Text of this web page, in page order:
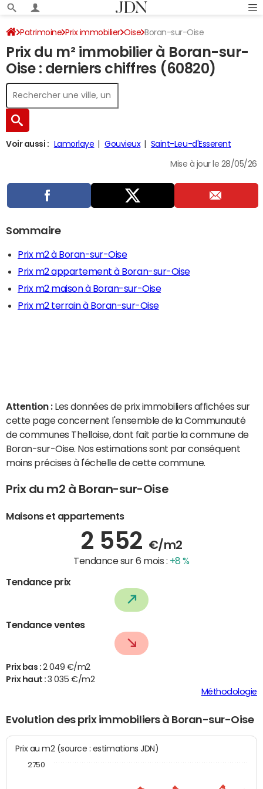
Patrimoine Prix immobilier Oise Boran-sur-Oise
Prix du m² immobilier à Boran-sur-
Oise : derniers chiffres (60820)
Voir aussi : Lamorlaye Gouvieux Saint-Leu-d'Esserent
Mise à jour le 28/05/26
Sommaire
Prix m2 à Boran-sur-Oise
Prix m2 appartement à Boran-sur-Oise
Prix m2 maison à Boran-sur-Oise
Prix m2 terrain à Boran-sur-Oise
Attention : Les données de prix immobiliers affichées sur
cette page concernent l'ensemble de la Communauté
de communes Thelloise, dont fait partie la commune de
Boran-sur-Oise. Nos estimations sont par conséquent
moins précises à l'échelle de cette commune.
Prix du m2 à Boran-sur-Oise
Maisons et appartements
2 552 €/m2
Tendance sur 6 mois : +8 %
Tendance prix
Tendance ventes
Prix bas : 2 049 €/m2
Prix haut :3 035 €/m2
Méthodologie
Evolution des prix immobiliers à Boran-sur-Oise
Prix au m2 (source : estimations JDN)
2750